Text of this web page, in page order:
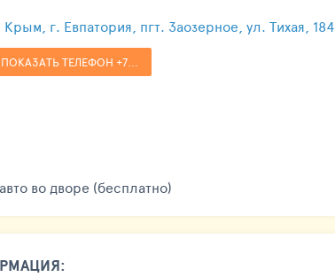
Крым, г. Евпатория, пгт. Заозерное, ул. Тихая, 184
ПОКАЗАТЬ ТЕЛЕФОН +7...
во дворе (бесплатно)